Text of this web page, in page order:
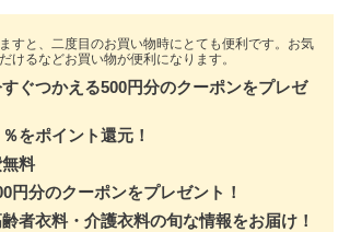
すと、二度目のお買い物時にとても便利です。お気
けるなどお買い物が便利になります。
ぐつかえる500円分のクーポンをプレゼ
をポイント還元！
料
円分のクーポンをプレゼント！
者衣料・介護衣料の旬な情報をお届け！